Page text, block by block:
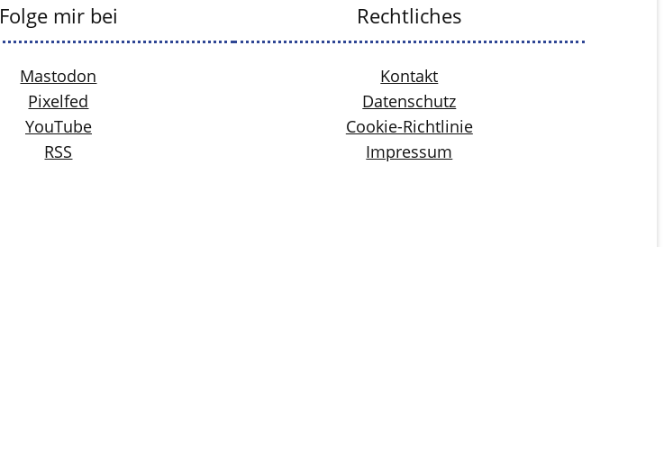
Folge mir bei
Mastodon
Pixelfed
YouTube
RSS
Rechtliches
Kontakt
Datenschutz
Cookie-Richtlinie
Impressum